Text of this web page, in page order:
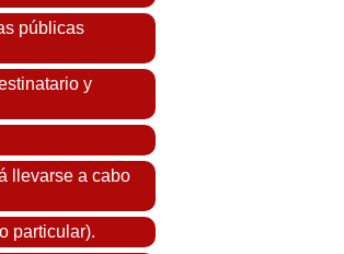
públicas
y
llevarse a cabo
particular).